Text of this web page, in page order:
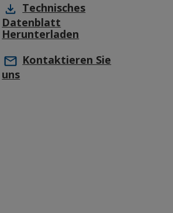
Technisches
Datenblatt
Herunterladen
Kontaktieren Sie
uns